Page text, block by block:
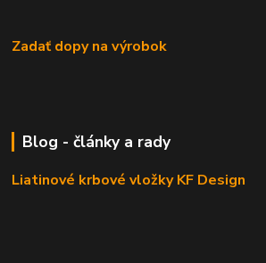
Zadať dopy na výrobok
Blog - články a rady
Liatinové krbové vložky KF Design